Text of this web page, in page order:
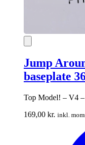
Jump
baseplate
Top Model! – V4
169,00 kr. inkl.